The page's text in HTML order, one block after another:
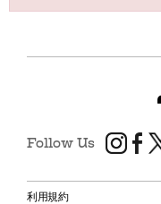
Follow Us
利用規約